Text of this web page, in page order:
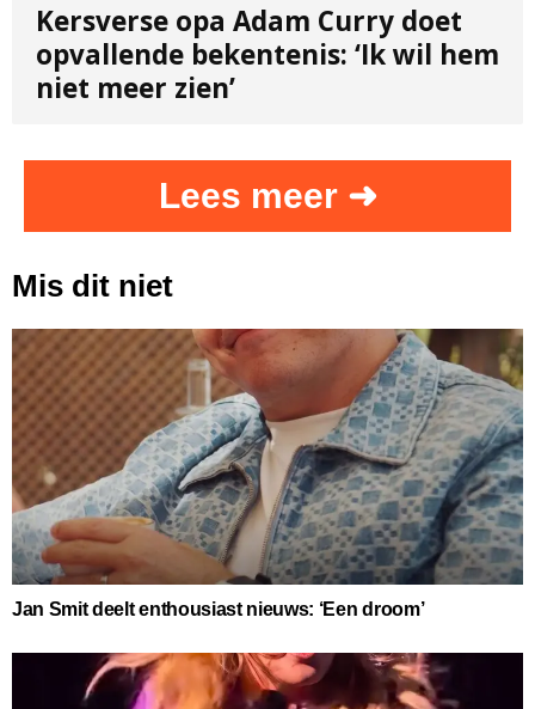
Kersverse opa Adam Curry doet
opvallende bekentenis: ‘Ik wil hem
niet meer zien’
Lees meer ➜
Mis dit niet
Jan Smit deelt enthousiast nieuws: ‘Een droom’